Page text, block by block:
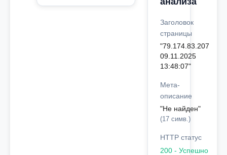
Заголовок
страницы
"79.174.83.207
09.11.2025
13:48:07"
Мета-
описание
"Не найден"
(17 симв.)
HTTP статус
200 - Успешно